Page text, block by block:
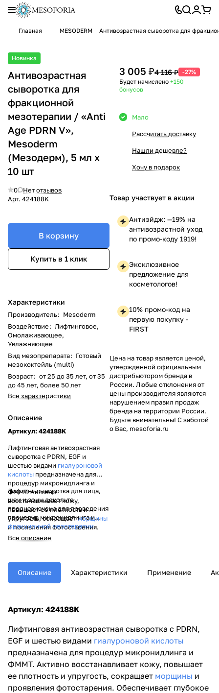
Главная MESODERM Антивозрастная сыворотка для
Новинка
Антивозрастная
сыворотка для
фракционной
мезотерапии / «Anti
Age PDRN V»,
Mesoderm
(Мезодерм), 5 мл х
10 шт
0
Нет отзывов
Арт. 424188K
В корзину
Купить в 1 клик
Характеристики
Производитель: Mesoderm
Воздействие: Лифтинговое,
Омолаживающее,
Увлажняющее
Вид мезопрепарата: Готовый
мезококтейль (multi)
Возраст: от 25 до 35 лет, от 35
до 45 лет, более 50 лет
Все характеристики
Описание
Артикул: 424188K
Лифтинговая антивозрастная
сыворотка с PDRN, EGF и
шестью видами гиалуроновой
кислоты предназначена для
процедур микронидлинга и
ФММТ. Активно
восстанавливает кожу,
повышает ее плотность и
упругость, сокращаетморщины
и проявления фотостарения.
Обеспечивает глубокое
возвращая коже гладкость и
сияние.
Лифтинг-сыворотка для лица,
шеи и зоны декольте
предназначена для проведения
процедур микронидлинга и
фракционной мезотерапии.
Комплекс активных
ингредиентов —
(PDRN), эпидермальный фактор
роста (EGF) и шесть форм
гиалуроновой кислоты —
и подтяжку кожи.
Все описание
3 005 ₽4 116 ₽ -27%
Будет начислено +150
бонусов
Мало
Рассчитать доставку
Нашли дешевле?
Хочу в подарок
Товар участвует в акции
Антиэйдж: —19% на
антивозрастной уход
по промо-коду 1919!
Эксклюзивное
предложение для
косметологов!
10% промо-код на
первую покупку -
FIRST
Цена на товар является ценой,
утвержденной официальным
дистрибьютором бренда в
России. Любые отклонения от
цены производителя являются
нарушением правил продаж
бренда на территории России.
Будьте внимательны! С заботой
о Вас, mesoforia.ru
Описание Характеристики Применение
Артикул: 424188K
Лифтинговая антивозрастная сыворотка с PDRN,
EGF и шестью видами гиалуроновой кислоты
предназначена для процедур микронидлинга и
ФММТ. Активно восстанавливает кожу, повышает
ее плотность и упругость, сокращает морщины и
проявления фотостарения. Обеспечивает глубокое